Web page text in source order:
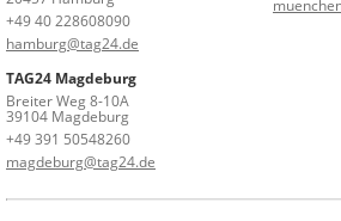
+49 40 228608090
hamburg@tag24.de
TAG24 Magdeburg
Breiter Weg 8-10A
39104 Magdeburg
+49 391 50548260
magdeburg@tag24.de